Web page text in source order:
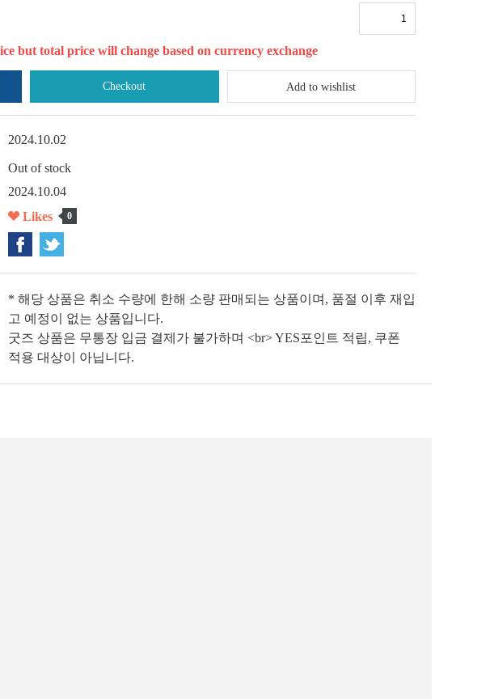
but total price will change based on currency exchange
Checkout Add to wishlist
2024.10.02
Out of stock
2024.10.04
Likes 0
* 해당 상품은 취소 수량에 한해 소량 판매되는 상품이며, 품절 이후 재입
고 예정이 없는 상품입니다.
굿즈 상품은 무통장 입금 결제가 불가하며 <br> YES포인트 적립, 쿠폰
적용 대상이 아닙니다.